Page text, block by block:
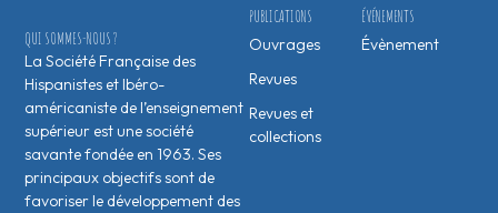
ÉVÉNEMENTS
Évènement
PUBLICATIONS
Ouvrages
Revues
Revues et
collections
QUI SOMMES-NOUS ?
La Société Française des
Hispanistes et Ibéro-
américaniste de l’enseignement
supérieur est une société
savante fondée en 1963. Ses
principaux objectifs sont de
favoriser le développement des